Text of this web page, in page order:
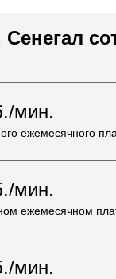
мин.
ежемесячного
мин.
ежемесячном
мин.